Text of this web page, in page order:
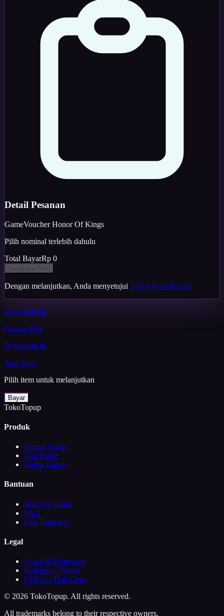
Detail Pesanan
GameVoucher Honor Of Kings
Pilih nominal terlebih dahulu
Total BayarRp 0
Dengan melanjutkan, Anda menyetujui Syarat & Ketentuan
Download di
Google Play
Download di
App Store
Pilih item untuk melanjutkan
Bayar
TokoTopup
Produk
Semua Game
Cari Game
Daftar Harga
Bantuan
Hubungi Kami
FAQ
Cek Transaksi
Legal
Syarat & Ketentuan
Kebijakan Privasi
DMCA / Hak Cipta
© 2026 TokoTopup. All rights reserved.
All trademarks belong to their respective owners.